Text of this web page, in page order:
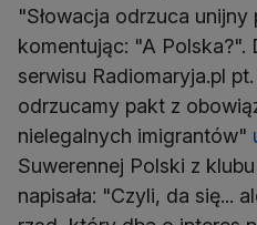
"Słowacja odrzuca
komentując: "A Polska?".
serwisu Radiomaryja.pl
odrzucamy pakt z
nielegalnych imigrantów"
Suwerennej Polski z
napisała: "Czyli, da się...